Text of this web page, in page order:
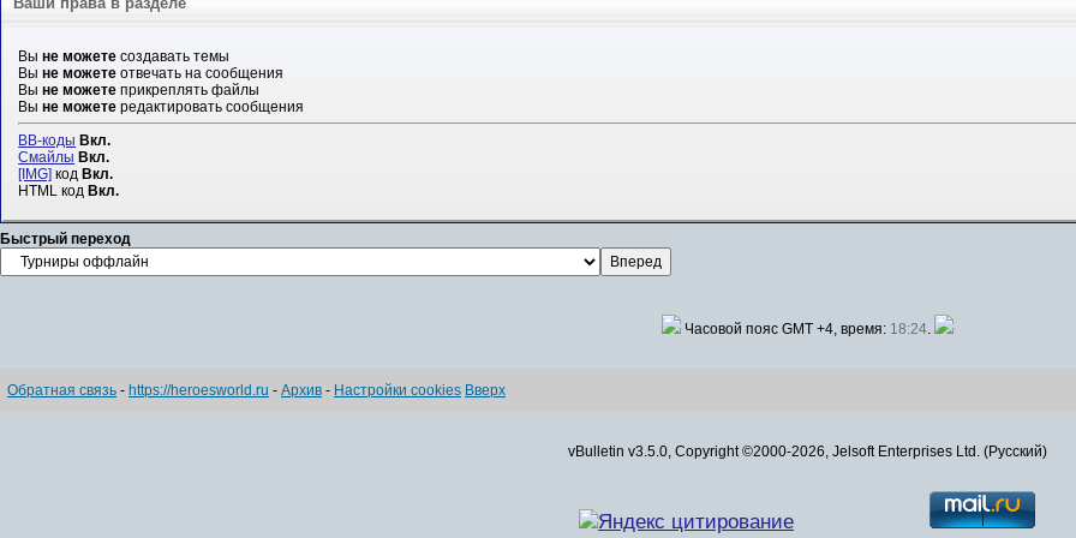
Выне можете создавать темы
Выне можете отвечать на сообщения
Выне можете прикреплять файлы
Выне можете редактировать сообщения
BB-коды Вкл.
Смайлы Вкл.
[IMG] код Вкл.
HTML код Вкл.
Быстрый переход
Часовой пояс GMT +4, время: 18:24.
Обратная связь - https://heroesworld.ru - Архив - Настройки cookies Вверх
vBulletin v3.5.0, Copyright ©2000-2026, Jelsoft Enterprises Ltd. (Русский)